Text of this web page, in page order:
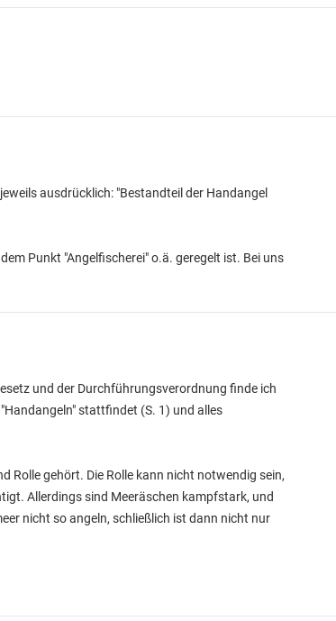
ausdrücklich: "Bestandteil der Handangel
Punkt "Angelfischerei" o.ä. geregelt ist. Bei uns
und der Durchführungsverordnung finde ich
stattfindet (S. 1) und alles
Rolle gehört. Die Rolle kann nicht notwendig sein,
Allerdings sind Meeräschen kampfstark, und
nicht so angeln, schließlich ist dann nicht nur